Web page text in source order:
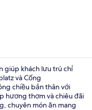
giúp khách lưu trú chỉ
và Cổng
chiều bản thân với
hương thơm và chiêu đãi
chuyên món ăn mang